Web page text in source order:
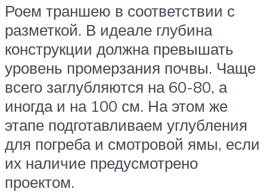
Роем траншею в соответствии с
разметкой. В идеале глубина
конструкции должна превышать
уровень промерзания почвы. Чаще
всего заглубляются на 60-80, а
иногда и на 100 см. На этом же
этапе подготавливаем углубления
для погреба и смотровой ямы, если
их наличие предусмотрено
проектом.